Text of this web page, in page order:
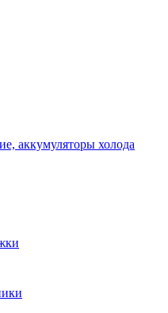
аккумуляторы холода